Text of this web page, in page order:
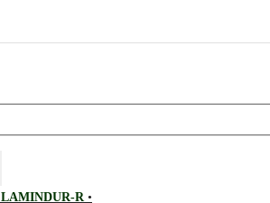
LAMINDUR-R •